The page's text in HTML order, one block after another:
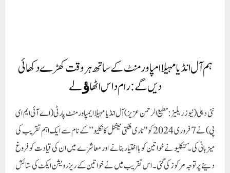
کی گئی۔ حال ہی میں پارلیمنٹ سے منظور اس بل پر جن ممبران پارلیمنٹ نے ووٹ کیا تھا ان
سب کے نام مومنٹو اور اسناد تفویض کی گئی۔ اس تقریب میں سیکڑوں معززین نے ملک
بھر سے شرکت کرتے ہوئے پروگرام کو کامیاب بنایا۔اس پروگرام کا مقصد خواتین کو
فیصلہ سازی کے کردار میں مزید مواقع فراہم کرنا ہے۔اس تقریب میں مرکزی وزیر
جناب رام داس اٹھاﺅلے نے خصوصی طور پر شرکت کی اور تقریب سے خطاب کرتے
ہوئے قابل تعریف الفاظ کی ادائیگی کی۔ رام داس اٹھاﺅلے جی نے عالمہ ڈاکٹر نوہیرا شیخ
سے یقین دہانے کراتے ہوئے کہا کہ اس مہم اور آل انڈیا مہیلا امپاورمنٹ پارٹی کو ہمیشہ